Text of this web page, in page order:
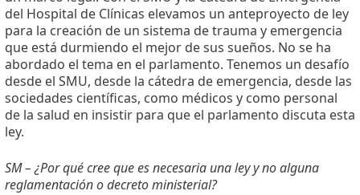
del Hospital de Clínicas elevamos un anteproyecto de ley
para la creación de un sistema de trauma y emergencia
que está durmiendo el mejor de sus sueños. No se ha
abordado el tema en el parlamento. Tenemos un desafío
desde el SMU, desde la cátedra de emergencia, desde las
sociedades científicas, como médicos y como personal
de la salud en insistir para que el parlamento discuta esta
ley.
SM – ¿Por qué cree que es necesaria una ley y no alguna
reglamentación o decreto ministerial?